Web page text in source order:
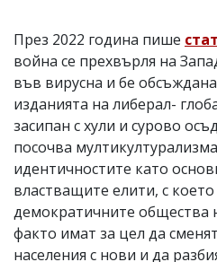
През 2022 година пише
война се прехвърля на
във вирусна и бе
изданията на либерал-
засипан с хули и сурово
посочва
идентичностите като
властващите елити, с
демократичните общества
факто имат за цел да
населения с нови и да